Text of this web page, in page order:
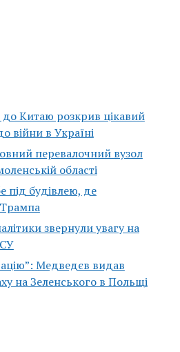
Китаю розкрив цікавий
війни в Україні
перевалочний вузол
області
під будівлею, де
звернули увагу на
Медведєв видав
на Зеленського в Польщі